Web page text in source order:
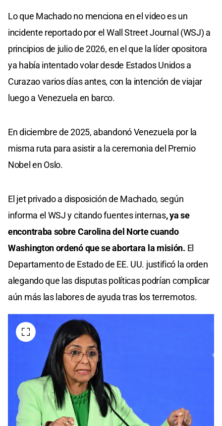
Lo que Machado no menciona en el video es un
incidente reportado por el Wall Street Journal (WSJ) a
principios de julio de 2026, en el que la líder opositora
ya había intentado volar desde Estados Unidos a
Curazao varios días antes, con la intención de viajar
luego a Venezuela en barco.
En diciembre de 2025, abandonó Venezuela por la
misma ruta para asistir a la ceremonia del Premio
Nobel en Oslo.
El jet privado a disposición de Machado, según
informa el WSJ y citando fuentes internas, ya se
encontraba sobre Carolina del Norte cuando
Washington ordenó que se abortara la misión. El
Departamento de Estado de EE. UU. justificó la orden
alegando que las disputas políticas podrían complicar
aún más las labores de ayuda tras los terremotos.